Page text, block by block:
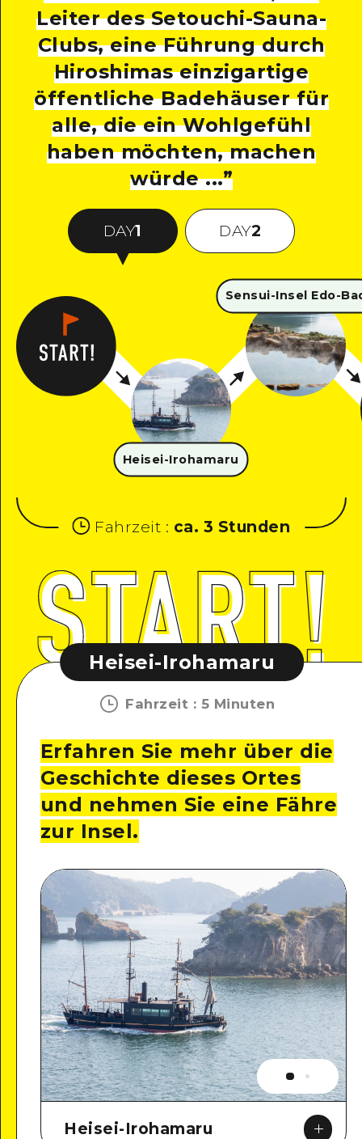
Leiter des Setouchi-Sauna-
Clubs, eine Führung durch
Hiroshimas einzigartige
öffentliche Badehäuser für
alle, die ein Wohlgefühl
haben möchten, machen
würde ...”
DAY1 DAY2
Heisei-Irohamaru
Sensui-Insel Edo-
Fahrzeit : ca. 3 Stunden
Heisei-Irohamaru
Fahrzeit : 5 Minuten
Erfahren Sie mehr über die
Geschichte dieses Ortes
und nehmen Sie eine Fähre
zur Insel.
Heisei-Irohamaru